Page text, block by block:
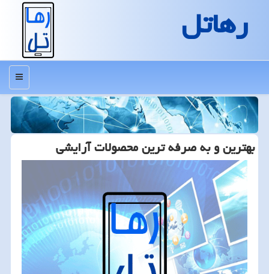
رهاتل
منو
بهترین و به صرفه ترین محصولات آرایشی